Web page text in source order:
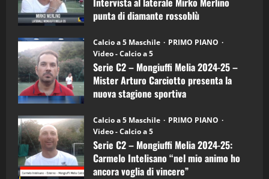
Carciotto
(Mongiuffi
punta di diamante rossoblù
Calcio a 5 Maschile
PRIMO PIANO
Video - Calcio a 5
Serie C2 – Mongiuffi Melia 2024-25 –
Mister Arturo Carciotto presenta la
nuova stagione sportiva
Calcio a 5 Maschile
PRIMO PIANO
Video - Calcio a 5
Serie C2 – Mongiuffi Melia 2024-25:
Carmelo Intelisano “nel mio animo ho
ancora voglia di vincere”
5
“SportEmpire” in Podcast: 26^ Puntata
(Martedi 07 Aprile 2026)
08/04/2026
1
“SportEmpire” in Podcast: 30^ Puntata
(Martedi 05 Maggio 2026)
08/05/2026